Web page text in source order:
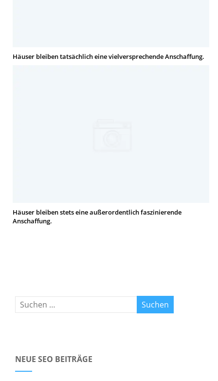
Häuser bleiben tatsächlich eine vielversprechende Anschaffung.
Häuser bleiben stets eine außerordentlich faszinierende
Anschaffung.
NEUE SEO BEITRÄGE